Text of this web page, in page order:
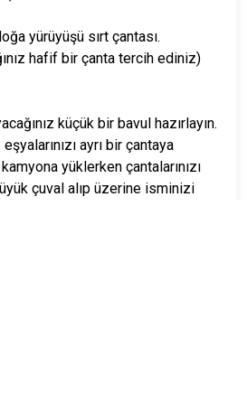
yürüyüşü sırt çantası.
hafif bir çanta tercih ediniz)
küçük bir bavul hazırlayın.
ayrı bir çantaya
yüklerken çantalarınızı
çuval alıp üzerine isminizi